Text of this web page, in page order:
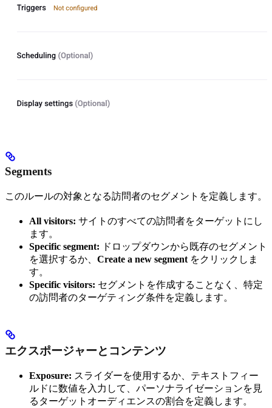
Segments
このルールの対象となる訪問者のセグメントを定義します。
All visitors: サイトのすべての訪問者をターゲットにし
ます。
Specific segment: ドロップダウンから既存のセグメント
を選択するか、 Create a new segment をクリックしま
す。
Specific visitors: セグメントを作成することなく、特定
の訪問者のターゲティング条件を定義します。
エクスポージャーとコンテンツ
Exposure: スライダーを使用するか、テキストフィー
ルドに数値を入力して、パーソナライゼーションを見
るターゲットオーディエンスの割合を定義します。